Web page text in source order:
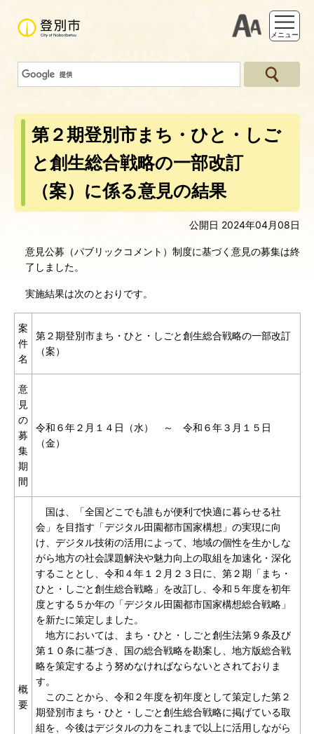
支援ツー
メニュー
第２期登別市まち・ひと・しご
と創生総合戦略の一部改訂
（案）に係る意見の結果
公開日 2024年04月08日
意見公募（パブリックコメント）制度に基づく意見の募集は終
了しました。
実施結果は次のとおりです。
案
件
名
第２期登別市まち・ひと・しごと創生総合戦略の一部改訂
（案）
意
見
の
募
集
期
間
令和６年２月１４日（水） ～ 令和６年３月１５日
（金）
概
要
国は、「全国どこでも誰もが便利で快適に暮らせる社
会」を目指す「デジタル田園都市国家構想」の実現に向
け、デジタル技術の活用によって、地域の個性を生かしな
がら地方の社会課題解決や魅力向上の取組を加速化・深化
することとし、令和４年１２月２３日に、第２期「まち・
ひと・しごと創生総合戦略」を改訂し、令和５年度を初年
度とする５か年の「デジタル田園都市国家構想総合戦略」
を新たに策定しました。
地方においては、まち・ひと・しごと創生法第９条及び
第１０条に基づき、国の総合戦略を勘案し、地方版総合戦
略を策定するよう努めなければならないとされておりま
す。
このことから、令和２年度を初年度として策定した第２
期登別市まち・ひと・しごと創生総合戦略に掲げている取
組を、今後はデジタルの力をこれまで以上に活用しながら